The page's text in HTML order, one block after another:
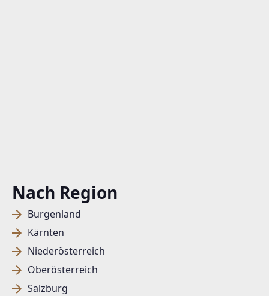
Nach Region
Burgenland
Kärnten
Niederösterreich
Oberösterreich
Salzburg